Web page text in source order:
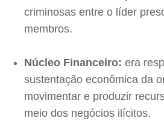
criminosas entre o líder
membros.
Núcleo Financeiro: era
sustentação econômica da
movimentar e produzir
meio dos negócios ilícitos.